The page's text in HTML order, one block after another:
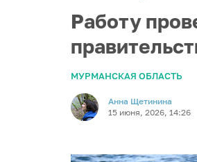
Работу
МУРМАНСКАЯ ОБЛАСТЬ
Анна Щетинина
15 июня, 2026, 14:26